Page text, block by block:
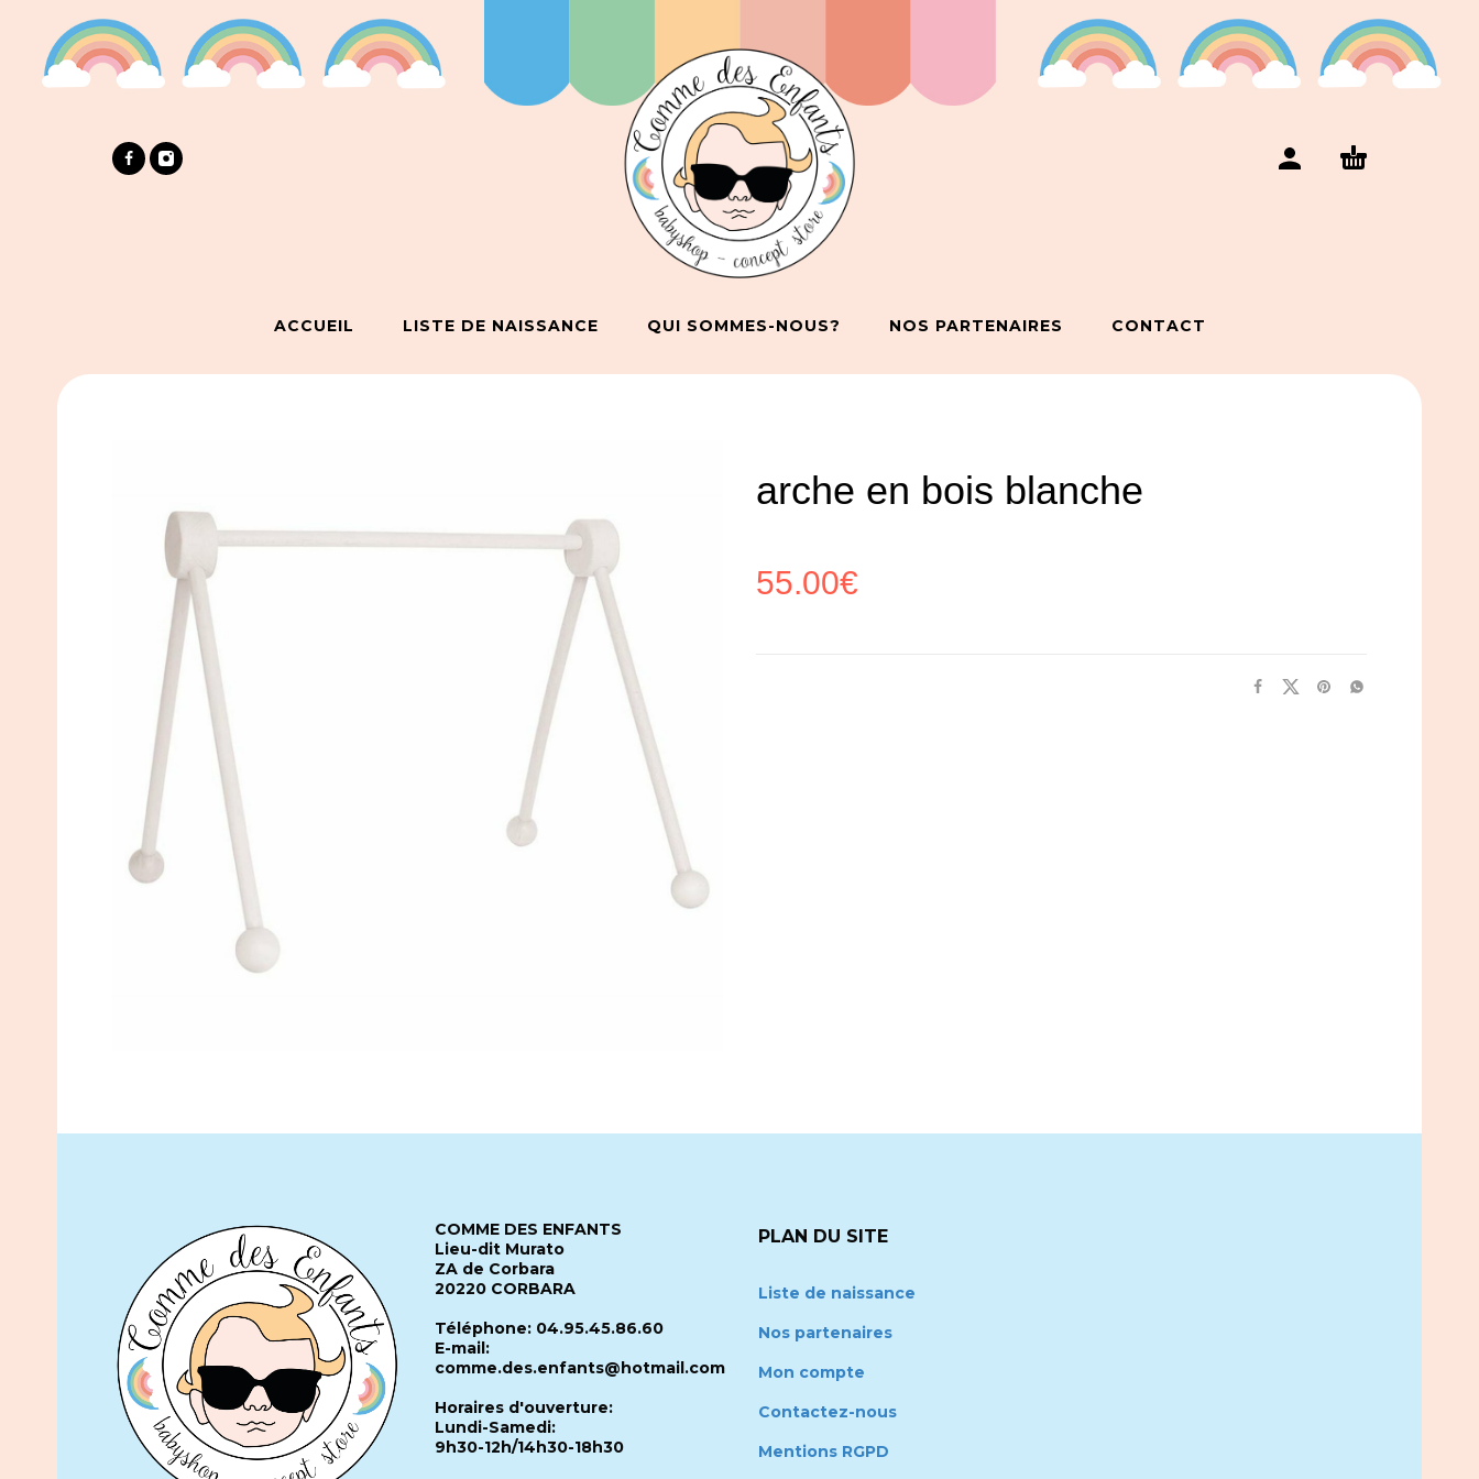
ACCUEIL LISTE DE NAISSANCE QUI SOMMES-NOUS? NOS PARTENAIRES CONTACT
arche en bois blanche
55.00€
COMME DES ENFANTS
Lieu-dit Murato
ZA de Corbara
20220 CORBARA
Téléphone: 04.95.45.86.60
E-mail:
comme.des.enfants@hotmail.com
Horaires d'ouverture:
Lundi-Samedi:
9h30-12h/14h30-18h30
PLAN DU SITE
Liste de naissance
Nos partenaires
Mon compte
Contactez-nous
Mentions RGPD